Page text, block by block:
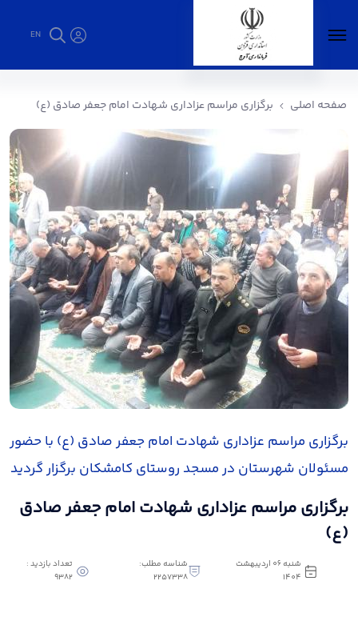
EN
(ع) - فرمانداری آوج
صفحه اصلی برگزاری مراسم عزاداری شهادت امام جعفر صادق (ع)
برگزاری مراسم عزاداری شهادت امام جعفر صادق (ع) با حضور
مسئولان شهرستان در مسجد روستای کامشکان برگزار گردید
برگزاری مراسم عزاداری شهادت امام جعفر صادق
(ع)
شنبه 06 اردیبهشت
1404
شناسه مطلب:
2257338
تعداد بازدید :
9382